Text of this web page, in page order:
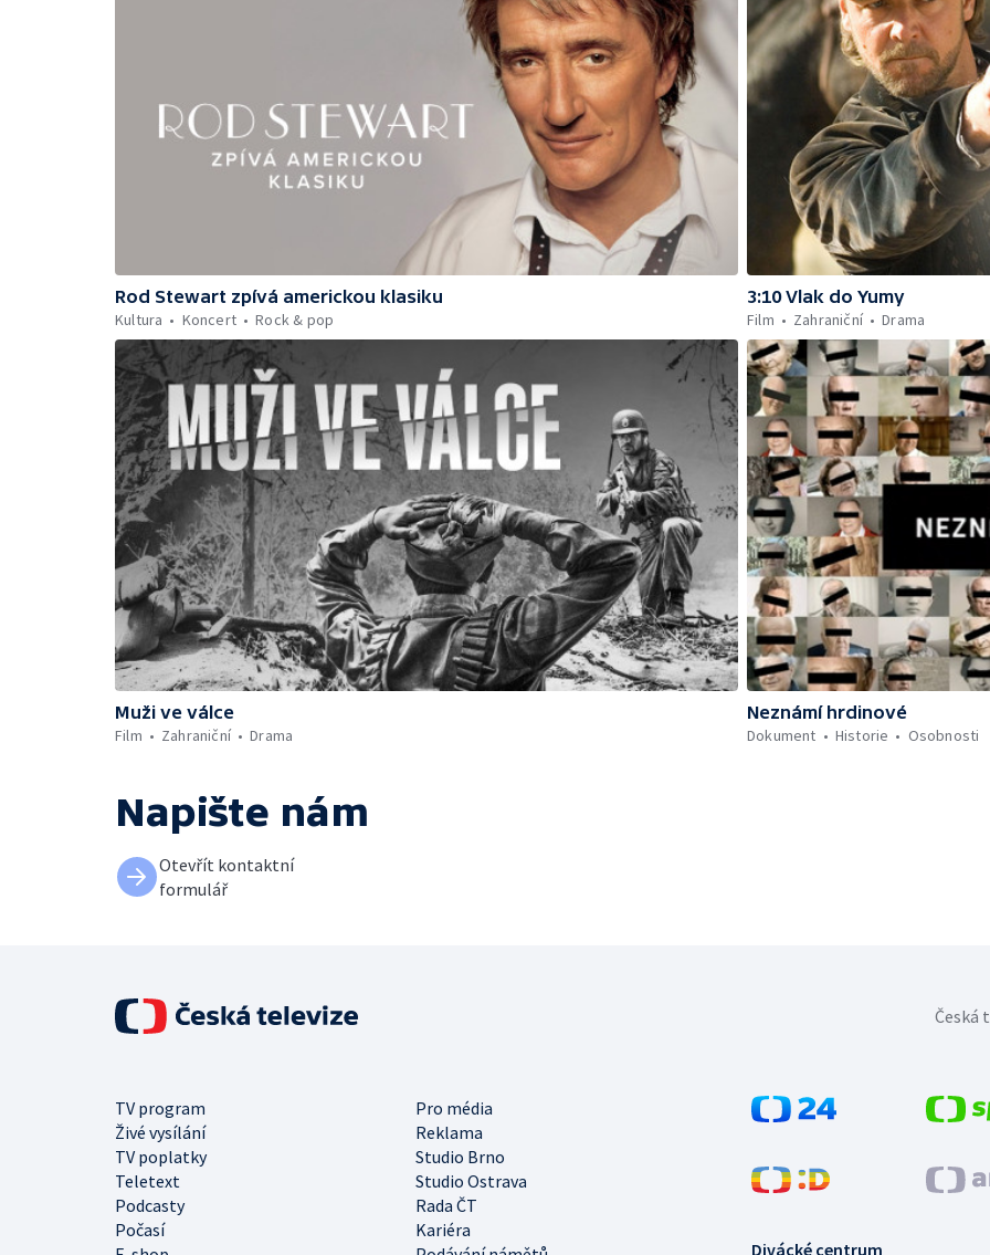
Rod Stewart zpívá americkou klasiku
Kultura
Koncert Rock & pop
3:10 Vlak do Yumy
Film
Zahraniční Drama
Muži ve válce
Film
Zahraniční Drama
Neznámí hrdinové
Dokument
Historie Osobnosti
Napište nám
Otevřít kontaktní
formulář
Divácké centrum
TV program
Pro média
Živé vysílání
Reklama
TV poplatky
Studio Brno
Teletext
Studio Ostrava
Podcasty
Rada ČT
Počasí
Kariéra
Česká